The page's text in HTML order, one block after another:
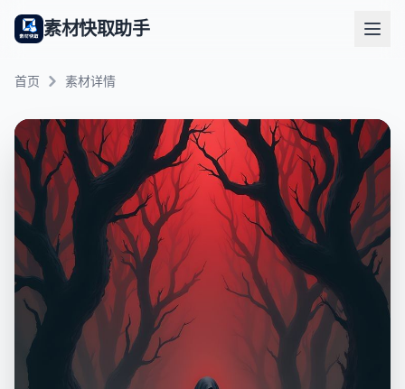
素材快取助手
首页 素材详情